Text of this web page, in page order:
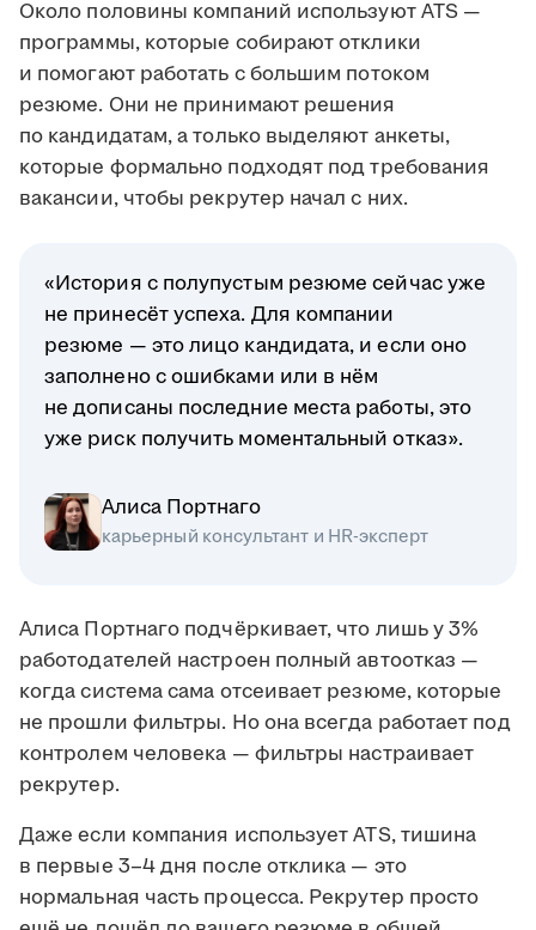
Около половины компаний используют ATS —
программы, которые собирают отклики
и помогают работать с большим потоком
резюме. Они не принимают решения
по кандидатам, а только выделяют анкеты,
которые формально подходят под требования
вакансии, чтобы рекрутер начал с них.
«История с полупустым резюме сейчас уже
не принесёт успеха. Для компании
резюме — это лицо кандидата, и если оно
заполнено с ошибками или в нём
не дописаны последние места работы, это
уже риск получить моментальный отказ».
Алиса Портнаго
карьерный консультант и HR-эксперт
Алиса Портнаго подчёркивает, что лишь у 3%
работодателей настроен полный автоотказ —
когда система сама отсеивает резюме, которые
не прошли фильтры. Но она всегда работает под
контролем человека — фильтры настраивает
рекрутер.
Даже если компания использует ATS, тишина
в первые 3–4 дня после отклика — это
нормальная часть процесса. Рекрутер просто